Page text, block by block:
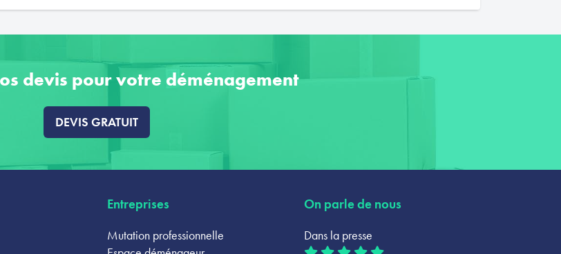
devis pour votre déménagement
DEVIS GRATUIT
Entreprises
Mutation professionnelle
On parle de nous
Dans la presse